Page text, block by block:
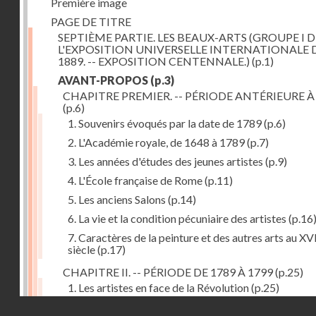
PAGE DE TITRE
SEPTIÈME PARTIE. LES BEAUX-ARTS (GROUPE I
L'EXPOSITION UNIVERSELLE INTERNATIONALE
1889. -- EXPOSITION CENTENNALE.) (p.1)
AVANT-PROPOS (p.3)
CHAPITRE PREMIER. -- PÉRIODE ANTÉRIEURE
(p.6)
1. Souvenirs évoqués par la date de 1789(p.6)
2. L'Académie royale, de 1648 à 1789(p.7)
3. Les années d'études des jeunes artistes (p.9)
4. L'École française de Rome(p.11)
5. Les anciens Salons (p.14)
6. La vie et la condition pécuniaire des artistes (p.16)
7. Caractères de la peinture et des autres arts au
siècle(p.17)
CHAPITRE II. -- PÉRIODE DE 1789 À 1799(p.25)
1. Les artistes en face de la Révolution(p.25)